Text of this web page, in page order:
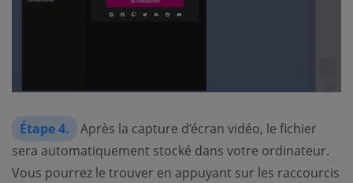
Étape 4.
Après la capture d’écran vidéo, le fichier
sera automatiquement stocké dans votre ordinateur.
Vous pourrez le trouver en appuyant sur les raccourcis